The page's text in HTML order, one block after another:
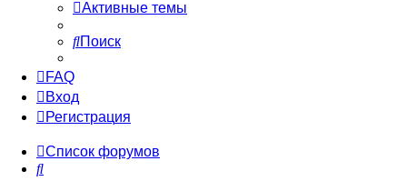
Активные темы
Поиск
FAQ
Вход
Регистрация
Список форумов
Поиск